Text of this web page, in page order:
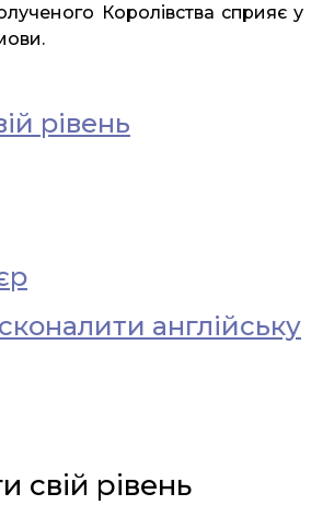
Королівства сприяє у
рівень
англійську
свій рівень